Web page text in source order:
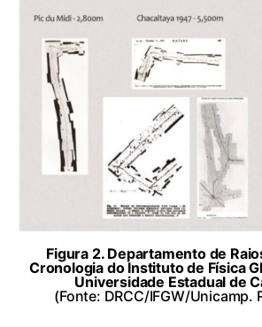
Figura 2. Departamento de
Cronologia do Instituto de Física
Universidade Estadual de
(Fonte: DRCC/IFGW/Unicamp.